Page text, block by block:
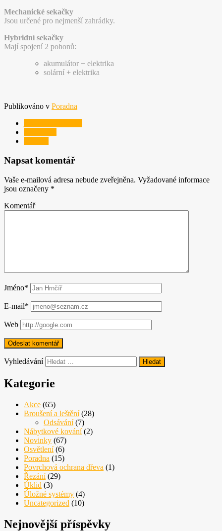
Mechanické sekačky
Jsou určené pro nejmenší zahrádky.
Hybridní sekačky
Mají spojení 2 pohonů:
akumulátor + elektrika
solární + elektrika
Publikováno v Poradna
Napsat komentář
Vaše e-mailová adresa nebude zveřejněna. Vyžadované informace
jsou označeny *
Komentář
Jméno*
E-mail*
Web
Vyhledávání
Kategorie
Akce (65)
Broušení a leštění(28)
Odsávání(7)
Nábytkové kování(2)
Novinky (67)
Osvětlení(6)
Poradna (15)
Povrchová ochrana dřeva (1)
Řezání(29)
Úklid (3)
Úložné systémy (4)
Uncategorized (10)
Nejnovější příspěvky